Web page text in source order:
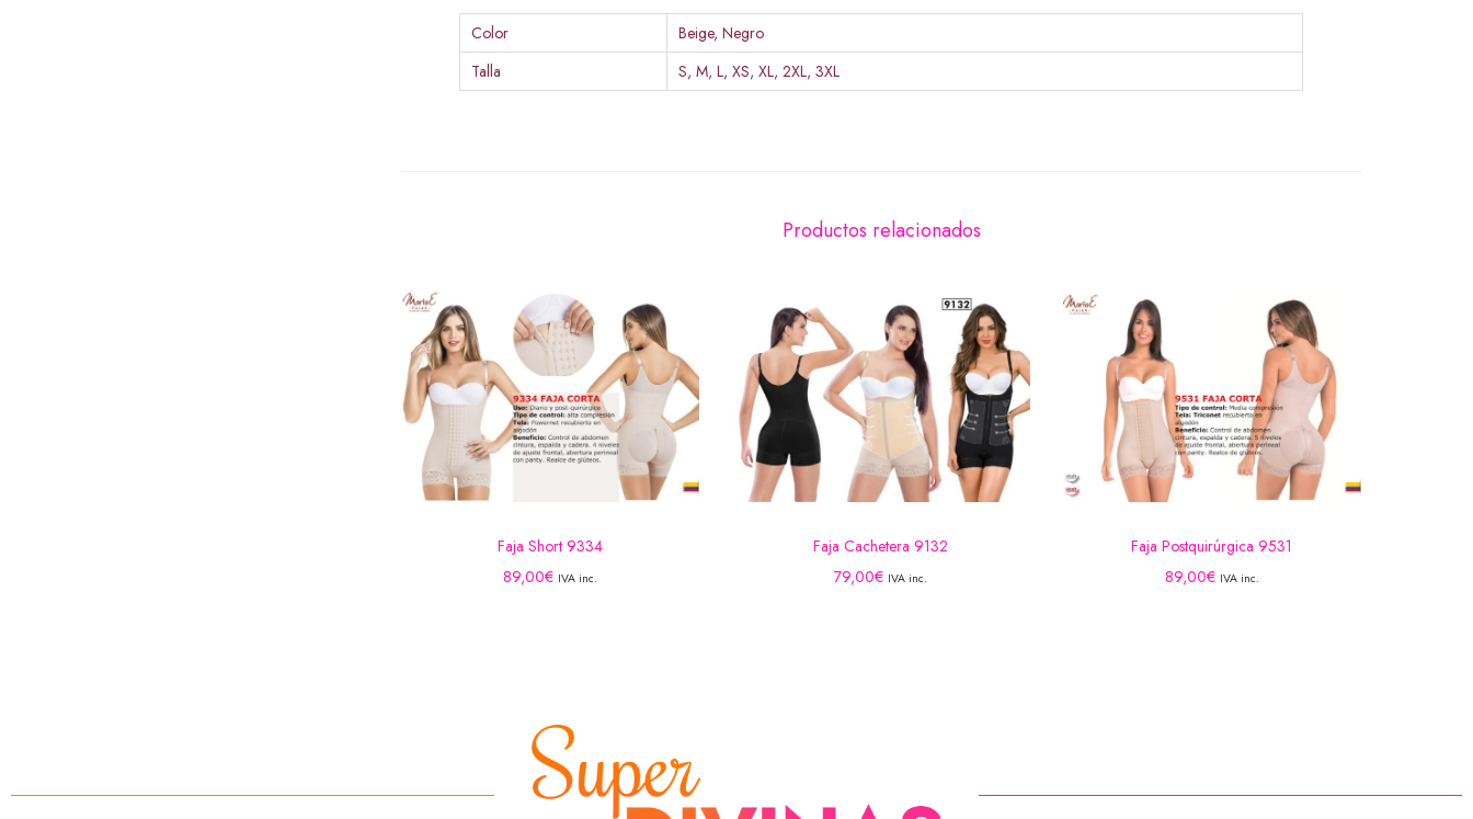
Color
Beige, Negro
Talla
S, M, L, XS, XL, 2XL, 3XL
Productos relacionados
Faja Short 9334
89,00€ IVA inc.
Faja Cachetera 9132
79,00€ IVA inc.
Faja Postquirúrgica 9531
89,00€ IVA inc.